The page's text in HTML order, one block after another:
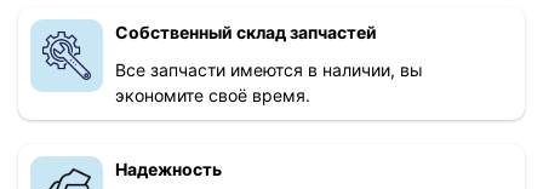
Собственный склад запчастей
Все запчасти имеются в наличии, вы
экономите своё время.
Надежность